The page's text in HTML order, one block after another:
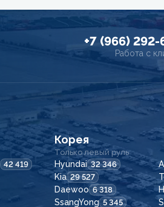
+7 (966)
Работа с
42 419
Корея
Только левый руль
Hyundai 32 346
Kia 29 527
Daewoo 6 318
SsangYong 5 345